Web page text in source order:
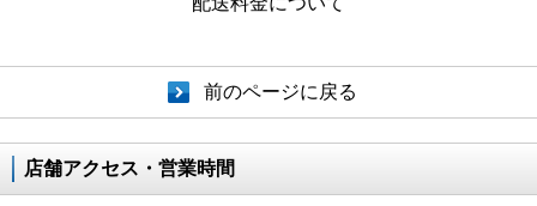
前のページに戻る
店舗アクセス・営業時間